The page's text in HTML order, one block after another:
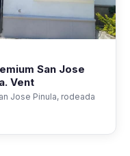
San Jose
Vent
Jose Pinula, rodeada